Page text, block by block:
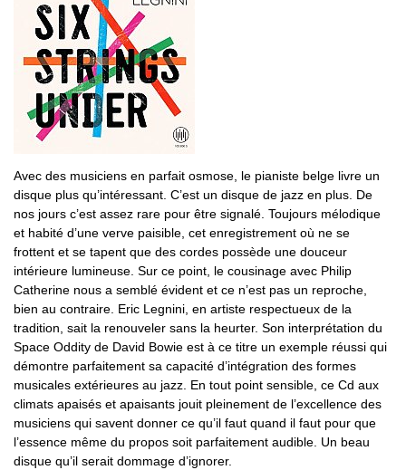
Avec des musiciens en parfait osmose, le pianiste belge livre un
disque plus qu’intéressant. C’est un disque de jazz en plus. De
nos jours c’est assez rare pour être signalé. Toujours mélodique
et habité d’une verve paisible, cet enregistrement où ne se
frottent et se tapent que des cordes possède une douceur
intérieure lumineuse. Sur ce point, le cousinage avec Philip
Catherine nous a semblé évident et ce n’est pas un reproche,
bien au contraire. Eric Legnini, en artiste respectueux de la
tradition, sait la renouveler sans la heurter. Son interprétation du
Space Oddity de David Bowie est à ce titre un exemple réussi qui
démontre parfaitement sa capacité d’intégration des formes
musicales extérieures au jazz. En tout point sensible, ce Cd aux
climats apaisés et apaisants jouit pleinement de l’excellence des
musiciens qui savent donner ce qu’il faut quand il faut pour que
l’essence même du propos soit parfaitement audible. Un beau
disque qu’il serait dommage d’ignorer.